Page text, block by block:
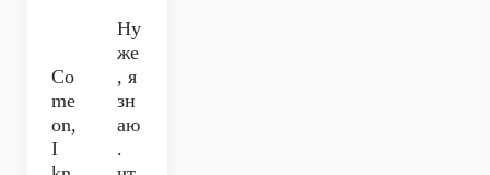
Co
me
on,
I
Ну
же
, я
зн
аю
.